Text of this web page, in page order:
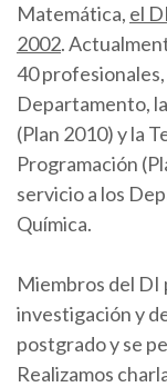
Matemática, el
2002.
40
Departamento,
(Plan 2010) y la
Programación
servicio a los
Química.
Miembros del
investigación y
postgrado y se
Realizamos